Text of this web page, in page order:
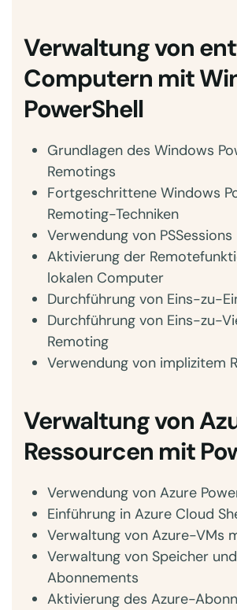
Verwaltung von
Computern mit
PowerShell
Grundlagen des Windows
Remotings
Fortgeschrittene Windows
Remoting-Techniken
Verwendung von PSSessions
Aktivierung der
lokalen Computer
Durchführung von Eins-zu-
Durchführung von Eins-zu-
Remoting
Verwendung von implizitem
Verwaltung von
Ressourcen mit
Verwendung von Azure
Einführung in Azure Cloud
Verwaltung von Azure-VMs
Verwaltung von Speicher und
Abonnements
Aktivierung des Azure-